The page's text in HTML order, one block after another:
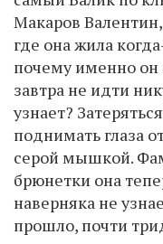
Макаров
где она жила
почему именно
завтра не идти
узнает?
поднимать глаза
серой мышкой.
брюнетки она
наверняка не
прошло, почти